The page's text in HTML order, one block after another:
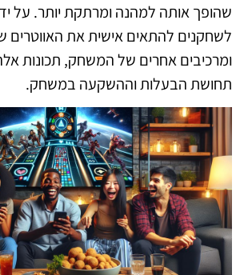
שהופך אותה למהנה ומרתקת יותר. על
לשחקנים להתאים אישית את
ומרכיבים אחרים של המשחק, תכונות
תחושת הבעלות וההשקעה במשחק.